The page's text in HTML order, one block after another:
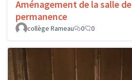
Aménagement de la salle de
permanence
collège Rameau
0 0